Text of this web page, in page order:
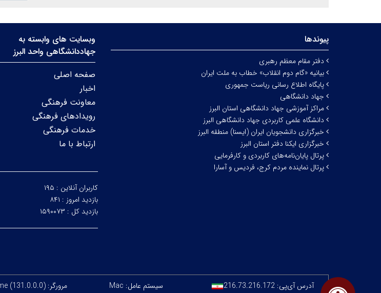
پیوندها
دفتر مقام معظم رهبری
بیانیه «گام دوم انقلاب» خطاب به ملت ایران
پایگاه اطلاع رسانی ریاست جمهوری
جهاد دانشگاهی
مراکز آموزشی جهاد دانشگاهی استان البرز
دانشگاه علمی کاربردی جهاد دانشگاهی البرز
خبرگزاری دانشجویان ایران (ایسنا) منطقه البرز
خبرگزاری ایکنا دفتر استان البرز
پرتال پایان‌نامه‌های کاربردی و کارفرمایی
پرتال نماینده مردم کرج، فردیس و آسارا
وبسایت های وابسته به
جهاددانشگاهی واحد البرز
صفحه اصلی
اخبار
معاونت فرهنگی
رویدادهای فرهنگی
خدمات فرهنگی
ارتباط با ما
کاربران آنلاین : ۱۹۵
بازدید امروز : ۸۴۱
بازدید کل : ۱۵۹۰۰۷۳
آدرس آی‌پی: 216.73.216.172 سیستم عامل: Mac مرورگر: Google Chrome (131.0.0.0)